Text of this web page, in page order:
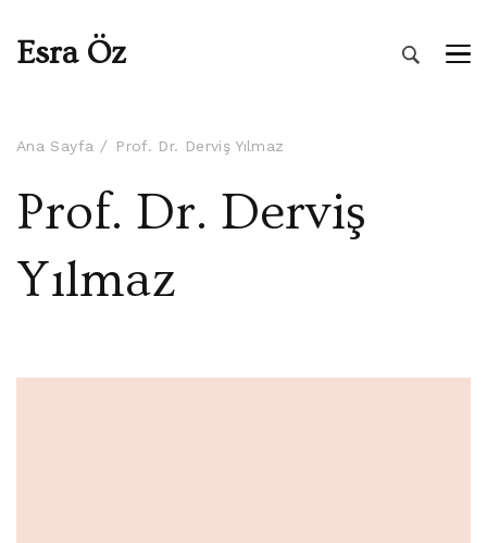
Esra Öz
Ana Sayfa Prof. Dr. Derviş Yılmaz
Prof. Dr. Derviş
Yılmaz